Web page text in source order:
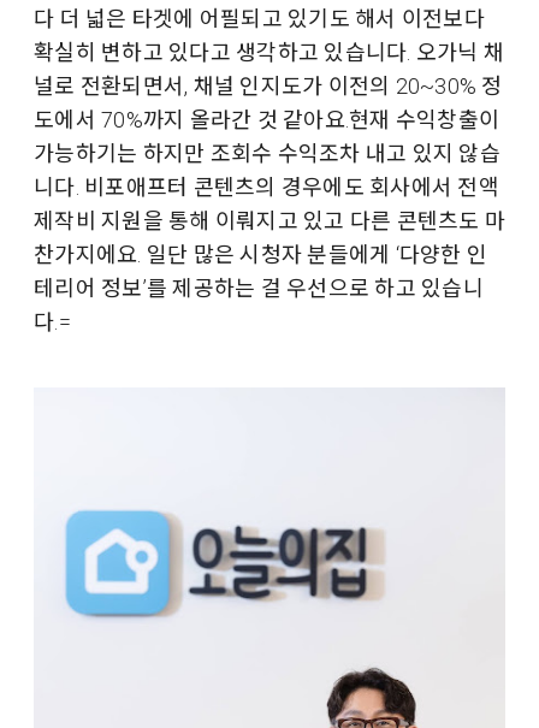
다 더 넓은 타겟에 어필되고 있기도 해서 이전보다
확실히 변하고 있다고 생각하고 있습니다. 오가닉 채
널로 전환되면서, 채널 인지도가 이전의 20~30% 정
도에서 70%까지 올라간 것 같아요.현재 수익창출이
가능하기는 하지만 조회수 수익조차 내고 있지 않습
니다. 비포애프터 콘텐츠의 경우에도 회사에서 전액
제작비 지원을 통해 이뤄지고 있고 다른 콘텐츠도 마
찬가지에요. 일단 많은 시청자 분들에게 ‘다양한 인
테리어 정보’를 제공하는 걸 우선으로 하고 있습니
다.=